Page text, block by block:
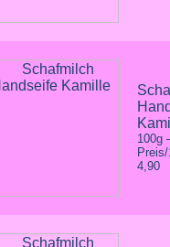
100g
4,90